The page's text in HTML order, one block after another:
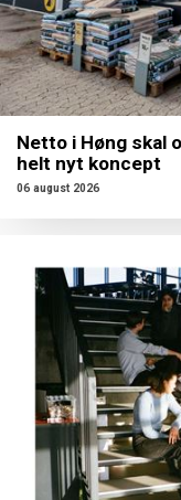
Netto i Høng skal
helt nyt koncept
06 august 2026